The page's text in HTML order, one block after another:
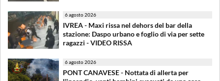
6 agosto 2026
IVREA - Maxi rissa nel dehors del bar della
stazione: Daspo urbano e foglio di via per sette
ragazzi - VIDEO RISSA
6 agosto 2026
PONT CANAVESE - Nottata di allerta per